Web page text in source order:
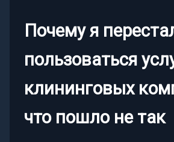
Почему я
пользоваться
клининговых
что пошло не так